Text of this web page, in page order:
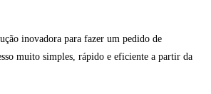
inovadora para fazer um pedido de
muito simples, rápido e eficiente a partir da